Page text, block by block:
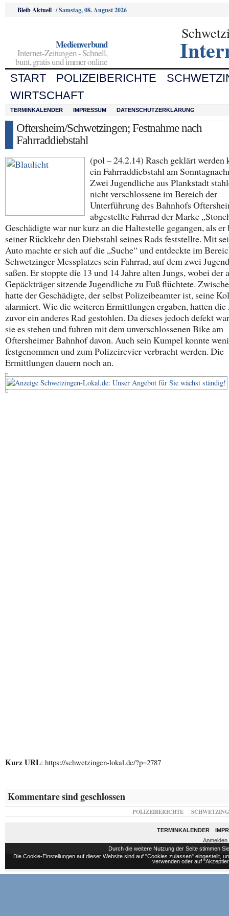
Bleib Aktuell /Samstag, 08. August 2026
Medienverbund
Internet-Zeitungen - Schnell,
bunt, gratis und immer online
START POLIZEIBERICHTE
WIRTSCHAFT
TERMINKALENDER IMPRESSUM DATENSCHUTZERKLÄRUNG
Oftersheim/Schwetzingen; Festnahme nach
Fahrraddiebstahl
(pol – 24.2.14) Rasch geklärt werden
ein Fahrraddiebstahl am
Zwei Jugendliche aus Plankstadt
nicht verschlossene im Bereich der
Unterführung des Bahnhofs
abgestellte Fahrrad der Marke
Geschädigte war nur kurz an die Haltestelle gegangen, als er
seiner Rückkehr den Diebstahl seines Rads feststellte. Mit
Auto machte er sich auf die „Suche“ und entdeckte im
Schwetzinger Messplatzes sein Fahrrad, auf dem zwei
saßen. Er stoppte die 13 und 14 Jahre alten Jungs, wobei der
Gepäckträger sitzende Jugendliche zu Fuß flüchtete.
hatte der Geschädigte, der selbst Polizeibeamter ist, seine
alarmiert. Wie die weiteren Ermittlungen ergaben, hatten die
zuvor ein anderes Rad gestohlen. Da dieses jedoch defekt
sie es stehen und fuhren mit dem unverschlossenen Bike am
Oftersheimer Bahnhof davon. Auch sein Kumpel konnte
festgenommen und zum Polizeirevier verbracht werden. Die
Ermittlungen dauern noch an.
Kurz URL: https://schwetzingen-lokal.de/?p=2787
Kommentare sind geschlossen
POLIZEIBERICHTE
TERMINKALENDER
Anmelden
Durch die weitere Nutzung der Seite stimmen
Die Cookie-Einstellungen auf dieser Website sind auf "Cookies zulassen" eingestellt,
verwenden oder auf